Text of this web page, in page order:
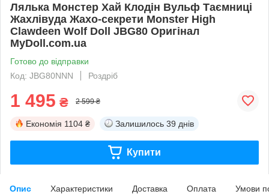
Лялька Монстер Хай Клодін Вульф Таємниці
Жахлівуда Жахо-секрети Monster High
Clawdeen Wolf Doll JBG80 Оригінал
MyDoll.com.ua
Готово до відправки
Код: JBG80NNN
Роздріб
1 495 ₴ 2 599 ₴
Економія 1104 ₴ Залишилось 39 днів
Купити
Опис Характеристики Доставка Оплата Умови